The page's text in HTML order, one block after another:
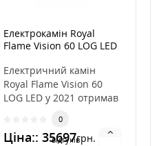
Електрокамін Royal
Flame Vision 60 LOG LED
Електричний камін
Royal Flame Vision 60
LOG LED у 2021 отримав
до вже існуючи..
0
відгуків
Ціна:: 35697грн.